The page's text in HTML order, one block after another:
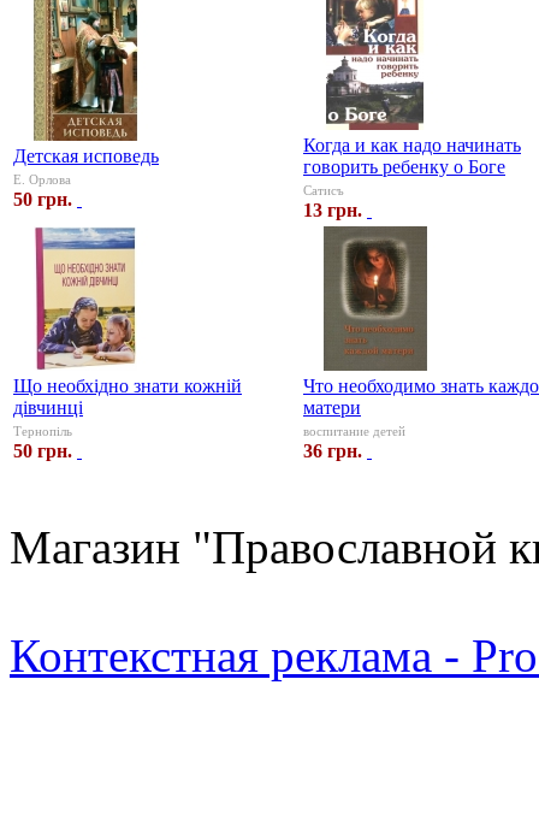
Детская исповедь
Е. Орлова
50 грн.
Когда и как надо начинать
говорить ребенку о Боге
Сатисъ
13 грн.
Що необхідно знати кожній
дівчинці
Тернопіль
50 грн.
Что необходимо знать
матери
воспитание детей
36 грн.
Магазин "Православной
Контекстная реклама -